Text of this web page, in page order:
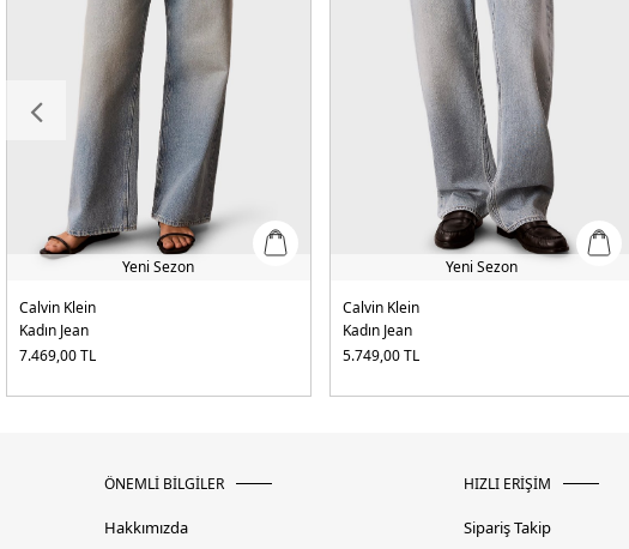
Yeni Sezon
Calvin Klein
Kadın Jean
7.469,00TL
Yeni Sezon
Calvin Klein
Kadın Jean
5.749,00TL
ÖNEMLİ BİLGİLER
Hakkımızda
HIZLI ERİŞİM
Sipariş Takip